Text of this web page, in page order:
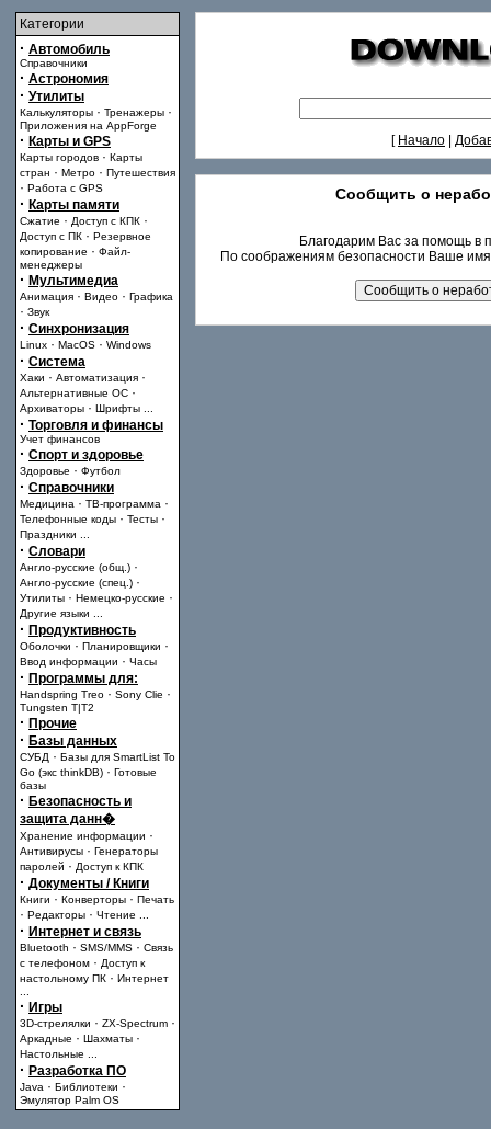
Категории
· Автомобиль
Справочники
· Астрономия
· Утилиты
Калькуляторы · Тренажеры ·
Приложения на AppForge
· Карты и GPS
Карты городов · Карты
стран · Метро · Путешествия
· Работа с GPS
· Карты памяти
Сжатие · Доступ с КПК ·
Доступ с ПК · Резервное
копирование · Файл-
менеджеры
· Мультимедиа
Анимация · Видео · Графика
· Звук
· Синхронизация
Linux · MacOS · Windows
· Система
Хаки · Автоматизация ·
Альтернативные ОС ·
Архиваторы · Шрифты
· Торговля и финансы
Учет финансов
· Спорт и здоровье
Здоровье · Футбол
· Справочники
Медицина · ТВ-программа ·
Телефонные коды · Тесты ·
Праздники
· Словари
Англо-русские (общ.) ·
Англо-русские (спец.) ·
Утилиты · Немецко-русские ·
Другие языки
· Продуктивность
Оболочки · Планировщики ·
Ввод информации · Часы
· Программы для:
Handspring Treo · Sony Clie ·
Tungsten T|T2
· Прочие
· Базы данных
СУБД · Базы для SmartList To
Go (экс thinkDB) · Готовые
базы
· Безопасность и
защита данн�
Хранение информации ·
Антивирусы · Генераторы
паролей · Доступ к КПК
· Документы / Книги
Книги · Конверторы · Печать
· Редакторы · Чтение
· Интернет и связь
Bluetooth · SMS/MMS · Связь
с телефоном · Доступ к
настольному ПК · Интернет
· Игры
3D-стрелялки · ZX-Spectrum ·
Аркадные · Шахматы ·
Настольные
· Разработка ПО
Java · Библиотеки ·
Эмулятор Palm OS
[ Начало
Сообщить о
Благодарим Вас за помощь в
По соображениям безопасности Ваше